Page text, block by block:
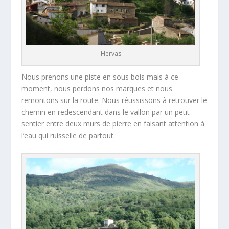
Hervas
Nous prenons une piste en sous bois mais à ce
moment, nous perdons nos marques et nous
remontons sur la route. Nous réussissons à retrouver le
chemin en redescendant dans le vallon par un petit
sentier entre deux murs de pierre en faisant attention à
l’eau qui ruisselle de partout.